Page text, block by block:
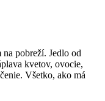
pobreží. Jedlo od
kvetov, ovocie,
Všetko, ako má